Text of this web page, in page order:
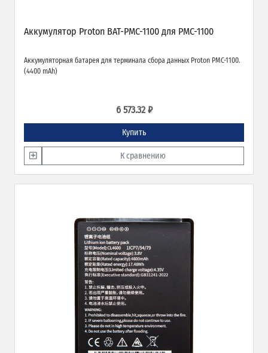
Аккумулятор Proton BAT-PMC-1100 для PMC-1100
Аккумуляторная батарея для терминала сбора данных Proton PMC-1100.
(4400 mAh)
6 573.32 ₽
Купить
К сравнению